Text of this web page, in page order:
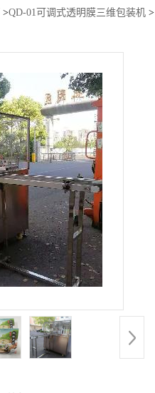
>QD-01可调式透明膜三维包装机 >